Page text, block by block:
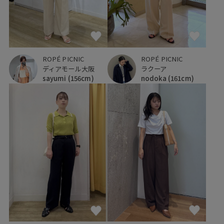
ROPÉ PICNIC
ディアモール大阪
sayumi (156cm)
ROPÉ PICNIC
ラクーア
nodoka (161cm)